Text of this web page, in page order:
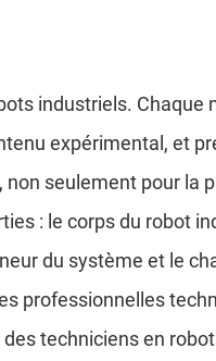
industriels. Chaque
expérimental, et
seulement pour la
: le corps du robot
du système et le
professionnelles
techniciens en